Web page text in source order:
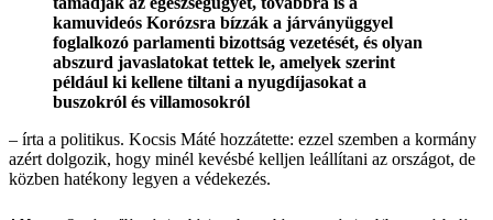
kamuvideós Korózsra bízzák a járványüggyel
foglalkozó parlamenti bizottság vezetését, és olyan
abszurd javaslatokat tettek le, amelyek szerint
például ki kellene tiltani a nyugdíjasokat a
buszokról és villamosokról
– írta a politikus. Kocsis Máté hozzátette: ezzel szemben a kormány
azért dolgozik, hogy minél kevésbé kelljen leállítani az országot, de
közben hatékony legyen a védekezés.